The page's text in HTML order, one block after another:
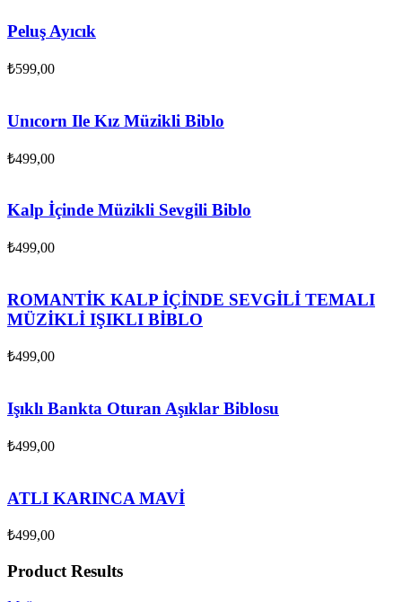
Peluş Ayıcık
₺599,00
Unıcorn Ile Kız Müzikli Biblo
₺499,00
Kalp İçinde Müzikli Sevgili Biblo
₺499,00
ROMANTİK KALP İÇİNDE SEVGİLİ TEMALI
MÜZİKLİ IŞIKLI BİBLO
₺499,00
Işıklı Bankta Oturan Aşıklar Biblosu
₺499,00
ATLI KARINCA MAVİ
₺499,00
Product Results